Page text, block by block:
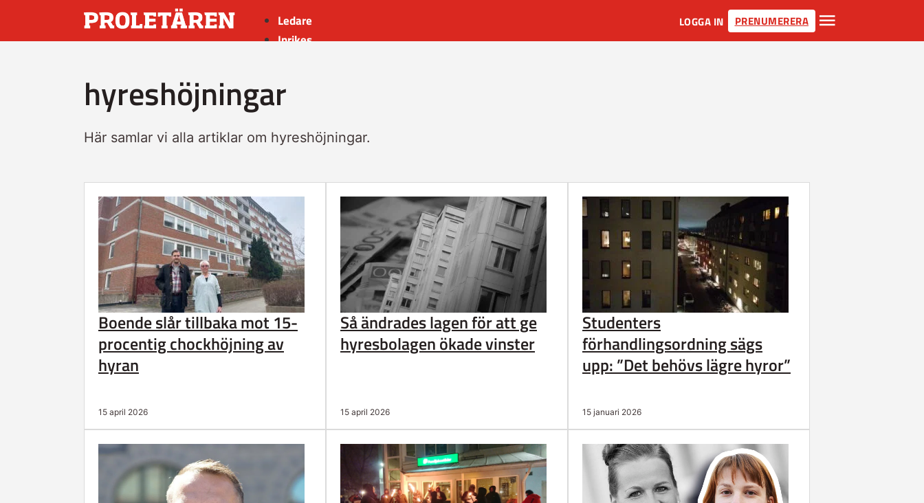
Ledare
Inrikes
Sport
LOGGA IN PRENUMERERA
hyreshöjningar
Här samlar vi alla artiklar om hyreshöjningar.
Boende slår tillbaka mot 15-
procentig chockhöjning av
hyran
15 april 2026
Så ändrades lagen för att ge
hyresbolagen ökade vinster
15 april 2026
Studenters
förhandlingsordning sägs
upp: ”Det behövs lägre hyror”
15 januari 2026